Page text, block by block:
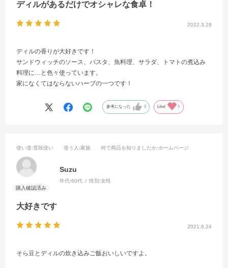
2022.3.29
ディルがあるだけでオシャレな食卓！
ディルの香りが大好きです！
サンドウィッチのソース、パスタ、魚料理、サラダ、トマトの煮込み
料理に…と色々使っています。
家になくてはならないハーブの一つです！
参考になった 5 Like! 5
2021.6.24
大好きです
使い道:普段使い 使う人 :家族 何で商品を知りましたか:ホームページ
Suzu
年代:60代 性別:女性
そら豆とディルの炊き込みご飯おいしいですよ。